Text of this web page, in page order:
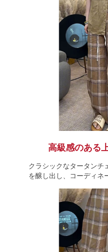
高級感のある
クラシックなタータンチ
を醸し出し、コーディネ